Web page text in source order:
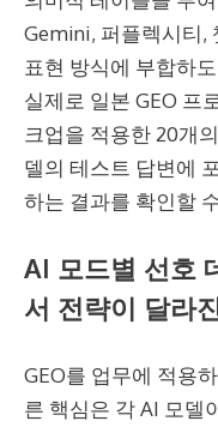
Gemini, 퍼플렉시티,
표현 방식에 부합하
실제로 일본 GEO 프
크업을 적용한 20개
델의 테스트 답변에
하는 결과를 확인할
AI 모드별 선호
서 전략이 달라
GEO를 업무에 적용
른 핵심은 각 AI 모델